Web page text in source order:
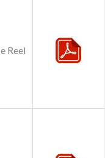
Reel